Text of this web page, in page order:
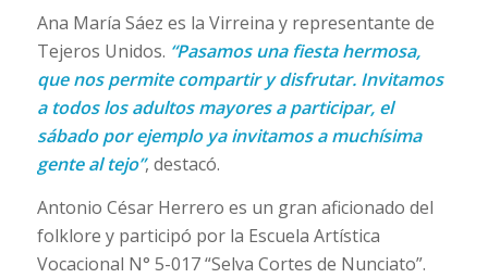
Ana María Sáez es la Virreina y representante de
Tejeros Unidos. “Pasamos una fiesta hermosa,
que nos permite compartir y disfrutar. Invitamos
a todos los adultos mayores a participar, el
sábado por ejemplo ya invitamos a muchísima
gente al tejo”, destacó.
Antonio César Herrero es un gran aficionado del
folklore y participó por la Escuela Artística
Vocacional N° 5-017 “Selva Cortes de Nunciato”.